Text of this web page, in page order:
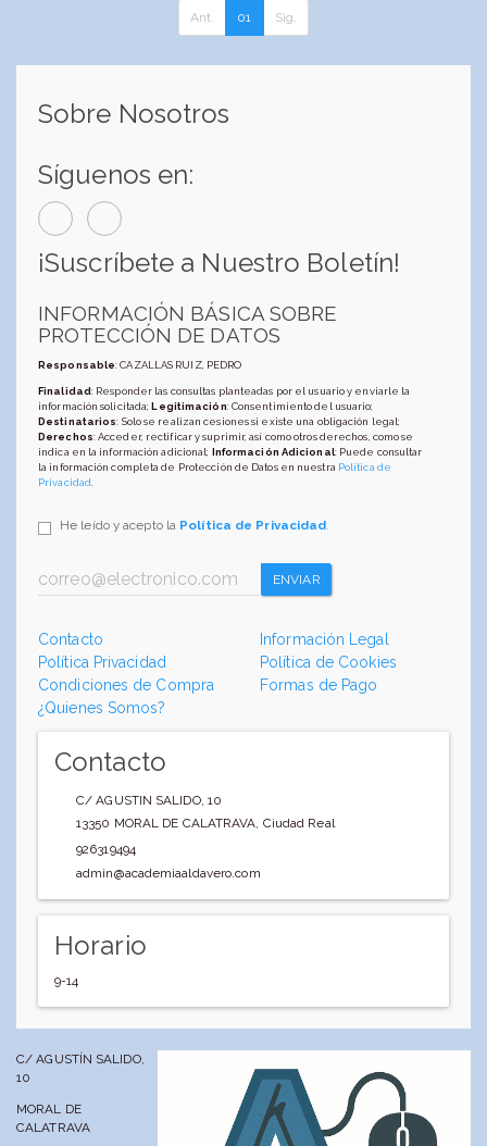
Ant. 01 Sig.
Sobre Nosotros
Síguenos en:
¡Suscríbete a Nuestro Boletín!
INFORMACIÓN BÁSICA SOBRE
PROTECCIÓN DE DATOS
Responsable: CAZALLAS RUIZ, PEDRO
Finalidad: Responder las consultas planteadas por el usuario y enviarle la
información solicitada;Legitimación: Consentimiento del usuario;
Destinatarios: Solo se realizan cesiones si existe una obligación legal;
Derechos: Acceder, rectificar y suprimir, así como otros derechos, como se
indica en la información adicional; Información Adicional: Puede consultar
la información completa de Protección de Datos en nuestra Política de
Privacidad
He leído y acepto la Política de Privacidad.
ENVIAR
Contacto
Información Legal
Política Privacidad
Política de Cookies
Condiciones de Compra
Formas de Pago
¿Quienes Somos?
Contacto
C/ AGUSTIN SALIDO, 10
13350 MORAL DE CALATRAVA, Ciudad Real
926319494
admin@academiaaldavero.com
Horario
9-14
C/ AGUSTÍN SALIDO,
10
MORAL DE
CALATRAVA